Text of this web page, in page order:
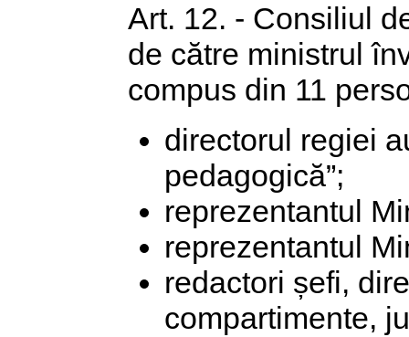
Art. 12. - Consiliul
de către ministrul
compus din 11
directorul regiei
pedagogică”;
reprezentantul
reprezentantul
redactori șefi,
compartimente,